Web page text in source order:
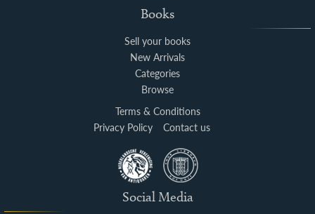
Books
Sell your books
New Arrivals
Categories
Browse
Terms & Conditions
Privacy Policy
Contact us
Social Media